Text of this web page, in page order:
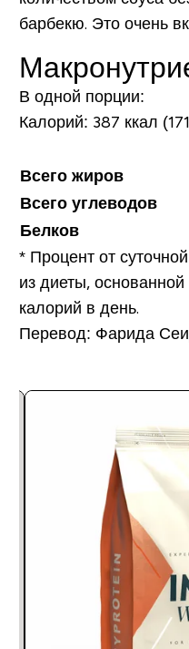
барбекю. Это очень
В одной порции:
Калорий: 387 ккал
Всего жиров
Всего углеводов
Белков
*Процент от
из диеты,
калорий в день.
Перевод: Фарида